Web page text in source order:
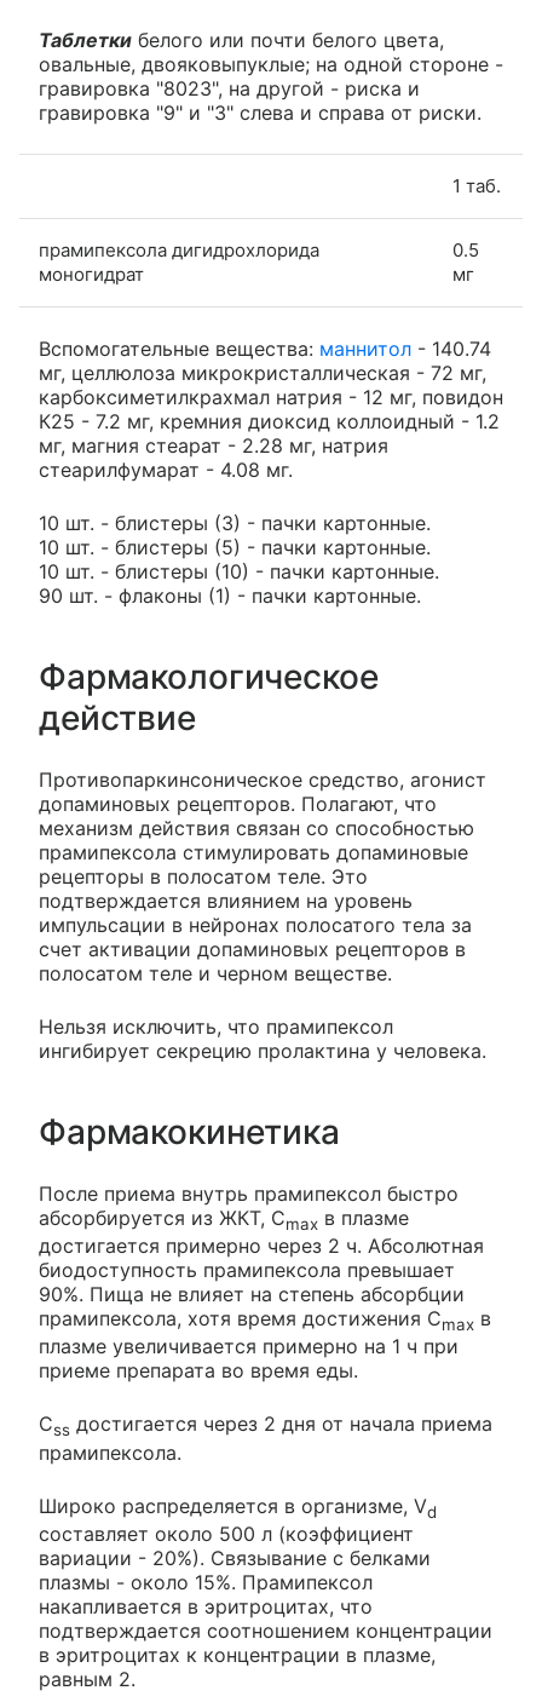
Таблетки белого или почти белого цвета,
овальные, двояковыпуклые; на одной стороне -
гравировка "8023", на другой - риска и
гравировка "9" и "3" слева и справа от риски.
1 таб.
прамипексола дигидрохлорида
моногидрат
0.5
мг
Вспомогательные вещества: маннитол - 140.74
мг, целлюлоза микрокристаллическая - 72 мг,
карбоксиметилкрахмал натрия - 12 мг, повидон
К25 - 7.2 мг, кремния диоксид коллоидный - 1.2
мг, магния стеарат - 2.28 мг, натрия
стеарилфумарат - 4.08 мг.
10 шт. - блистеры (3) - пачки картонные.
10 шт. - блистеры (5) - пачки картонные.
10 шт. - блистеры (10) - пачки картонные.
90 шт. - флаконы (1) - пачки картонные.
Фармакологическое
действие
Противопаркинсоническое средство, агонист
допаминовых рецепторов. Полагают, что
механизм действия связан со способностью
прамипексола стимулировать допаминовые
рецепторы в полосатом теле. Это
подтверждается влиянием на уровень
импульсации в нейронах полосатого тела за
счет активации допаминовых рецепторов в
полосатом теле и черном веществе.
Нельзя исключить, что прамипексол
ингибирует секрецию пролактина у человека.
Фармакокинетика
После приема внутрь прамипексол быстро
абсорбируется из ЖКТ, Cmax в плазме
достигается примерно через 2 ч. Абсолютная
биодоступность прамипексола превышает
90%. Пища не влияет на степень абсорбции
прамипексола, хотя время достижения Cmax в
плазме увеличивается примерно на 1 ч при
приеме препарата во время еды.
Css достигается через 2 дня от начала приема
прамипексола.
Широко распределяется в организме, Vd
составляет около 500 л (коэффициент
вариации - 20%). Связывание с белками
плазмы - около 15%. Прамипексол
накапливается в эритроцитах, что
подтверждается соотношением концентрации
в эритроцитах к концентрации в плазме,
равным 2.